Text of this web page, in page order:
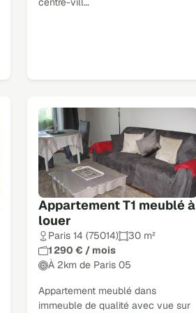
Appartement T1 meublé à
louer
Paris 14 (75014)
30 m²
1 290 € / mois
À 2km de Paris 05
Appartement meublé dans
immeuble de qualité avec vue sur